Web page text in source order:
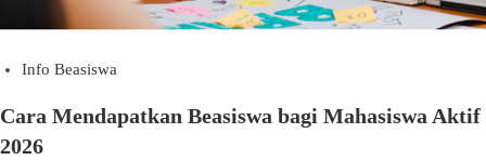
Info Beasiswa
Cara Mendapatkan Beasiswa bagi Mahasiswa Aktif
2026